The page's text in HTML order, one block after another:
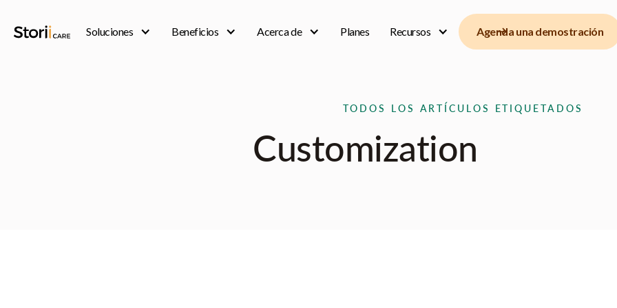
Soluciones Beneficios Acerca de Planes Recursos Agenda una demostración
TODOS LOS ARTÍCULOS ETIQUETADOS
Customization